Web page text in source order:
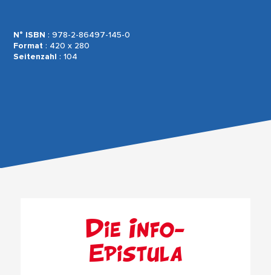
N° ISBN : 978-2-86497-145-0
Format : 420 x 280
Seitenzahl
: 104
Die Info-
Epistula